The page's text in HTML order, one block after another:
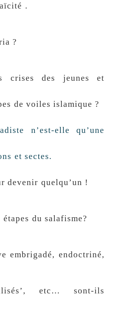
et la laïcité .
la charia ?
crises des jeunes et
de voiles islamique ?
n’est-elle qu’une
et sectes.
devenir quelqu’un !
étapes du salafisme?
embrigadé, endoctriné,
etc… sont-ils
?